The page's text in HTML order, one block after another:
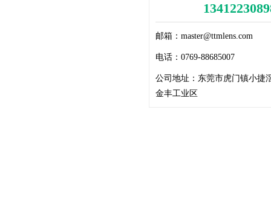
邮箱： master@ttmlens.com
电话： 0769-88685007
公司地址： 东莞市虎门镇小捷
金丰工业区